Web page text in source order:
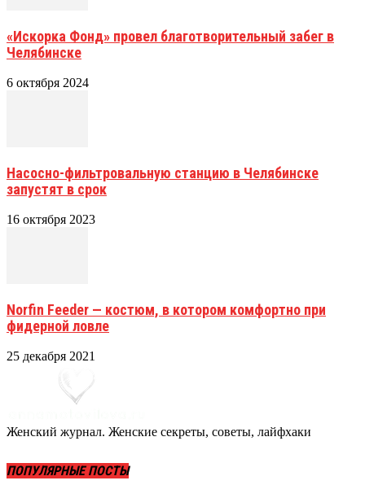
«Искорка Фонд» провел благотворительный забег в
Челябинске
6 октября 2024
Насосно-фильтровальную станцию в Челябинске
запустят в срок
16 октября 2023
Norfin Feeder — костюм, в котором комфортно при
фидерной ловле
25 декабря 2021
Женский журнал. Женские секреты, советы, лайфхаки
ПОПУЛЯРНЫЕ ПОСТЫ